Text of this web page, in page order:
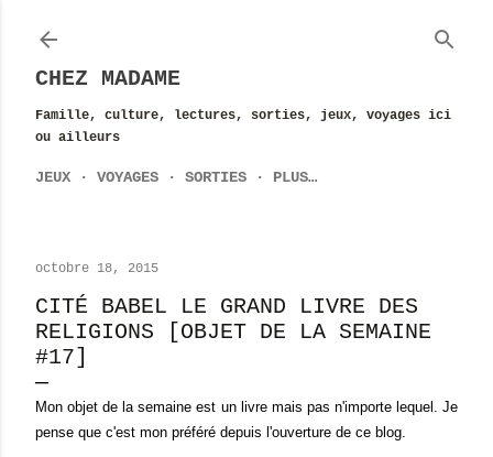
CHEZ MADAME
Famille, culture, lectures, sorties, jeux, voyages ici
ou ailleurs
JEUX VOYAGES SORTIES PLUS…
octobre 18, 2015
CITÉ BABEL LE GRAND LIVRE DES
RELIGIONS [OBJET DE LA SEMAINE
#17]
Mon objet de la semaine est un livre mais pas n'importe lequel. Je
pense que c'est mon préféré depuis l'ouverture de ce blog.